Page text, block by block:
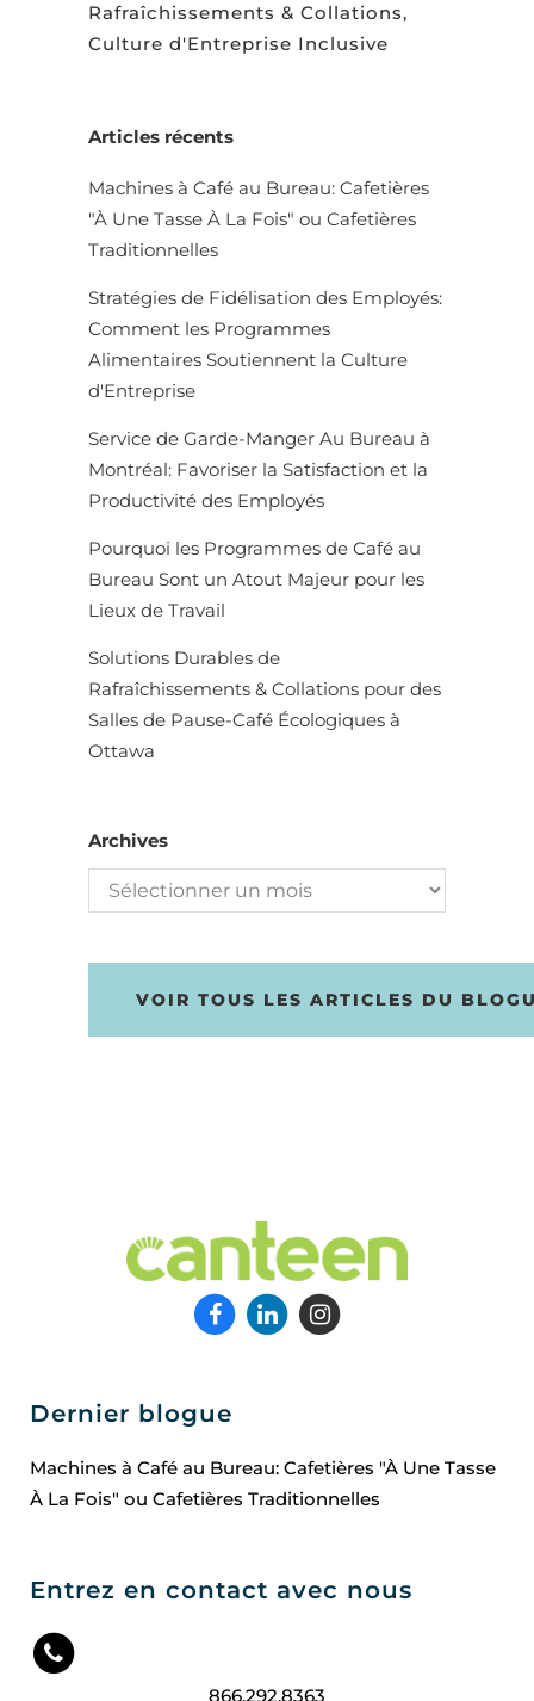
Rafraîchissements & Collations,
Culture d'Entreprise Inclusive
Articles récents
Machines à Café au Bureau: Cafetières
"À Une Tasse À La Fois" ou Cafetières
Traditionnelles
Stratégies de Fidélisation des Employés:
Comment les Programmes
Alimentaires Soutiennent la Culture
d'Entreprise
Service de Garde-Manger Au Bureau à
Montréal: Favoriser la Satisfaction et la
Productivité des Employés
Pourquoi les Programmes de Café au
Bureau Sont un Atout Majeur pour les
Lieux de Travail
Solutions Durables de
Rafraîchissements & Collations pour des
Salles de Pause-Café Écologiques à
Ottawa
Archives
Archives
VOIR TOUS LES ARTICLES DU
Dernier blogue
Machines à Café au Bureau: Cafetières "À Une Tasse
À La Fois" ou Cafetières Traditionnelles
Entrez en contact avec nous
866.292.8363